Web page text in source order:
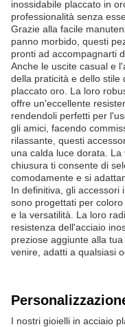
inossidabile placcato in
professionalità senza
Grazie alla facile
panno morbido, questi
pronti ad accompagnarti
Anche le uscite casual e
della praticità e dello stile
placcato oro. La loro
offre un'eccellente
rendendoli perfetti per
gli amici, facendo
rilassante, questi
una calda luce dorata.
chiusura ti consente di
comodamente e si
In definitiva, gli accessori
sono progettati per
e la versatilità. La loro
resistenza dell'acciaio
preziose aggiunte alla
venire, adatti a qualsiasi
I nostri gioielli in acciaio